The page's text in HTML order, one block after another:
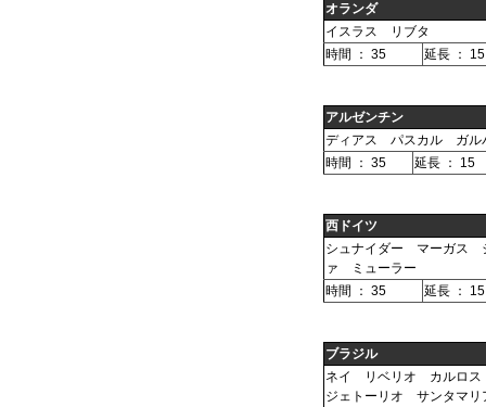
オランダ
イスラス リブタ
時間 ： 35
延長 ： 15
アルゼンチン
ディアス パスカル ガル
時間 ： 35
延長 ： 15
西ドイツ
シュナイダー マーガス
ァ ミューラー
時間 ： 35
延長 ： 15
ブラジル
ネイ リベリオ カルロ
ジェトーリオ サンタマ